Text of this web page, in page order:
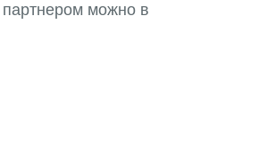
партнером можно в